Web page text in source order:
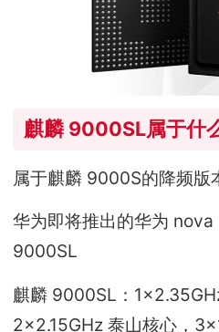
麒麟 9000SL属于什
属于麒麟 9000S的降频版
华为即将推出的华为
9000SL
麒麟 9000SL：
2×2.15GHz 泰山核心，